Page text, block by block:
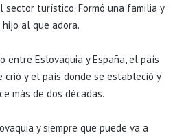
sector turístico. Formó una familia y
al que adora.
entre Eslovaquia y España, el país
crió y el país donde se estableció y
más de dos décadas.
y siempre que puede va a